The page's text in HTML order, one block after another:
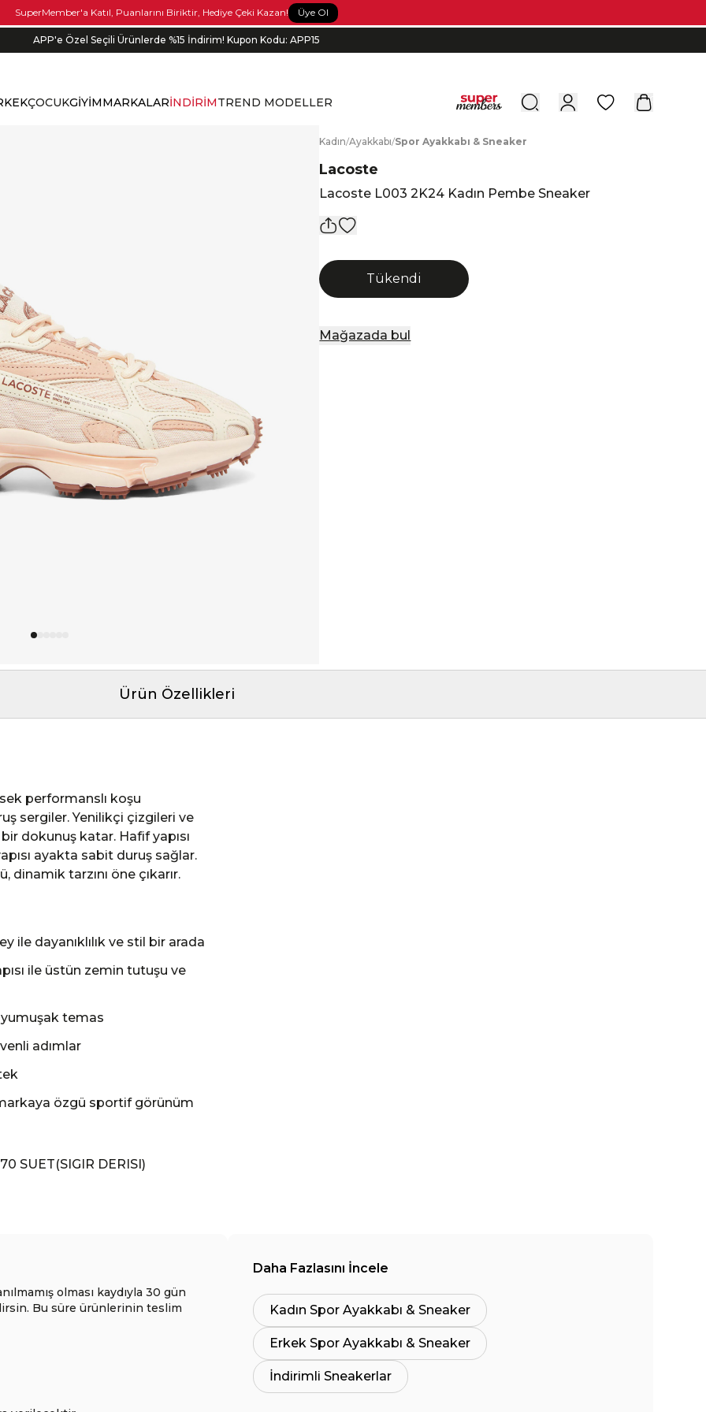
SuperMember'a Katıl, Puanlarını Biriktir, Hediye Çeki Kazan! Üye Ol
APP'e Özel Seçili Ürünlerde %15 İndirim! Kupon Kodu: APP15
Bonus kartlara özel vade farksız taksit seçenekleri!
ÇOCUKGİYİMMARKALARİNDİRİMTREND MODELLER 0
Kadın/Ayakkabı/Spor Ayakkabı & Sneaker
Lacoste
Lacoste L003 2K24 Kadın Pembe Sneaker
Tükendi
Mağazada bul
Ürün Özellikleri
performanslı koşu
sergiler. Yenilikçi çizgileri ve
dokunuş katar. Hafif yapısı
ayakta sabit duruş sağlar.
tarzını öne çıkarır.
ile dayanıklılık ve stil bir arada
ile üstün zemin tutuşu ve
temas
adımlar
özgü sportif görünüm
SUET(SIGIR DERISI)
olması kaydıyla 30 gün
Bu süre ürünlerinin teslim
Daha Fazlasını İncele
Kadın Spor Ayakkabı & Sneaker
Erkek Spor Ayakkabı & Sneaker
İndirimli Sneakerlar